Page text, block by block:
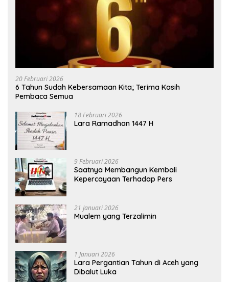
20 Februari 2026
6 Tahun Sudah Kebersamaan Kita; Terima Kasih
Pembaca Semua
18 Februari 2026
Lara Ramadhan 1447 H
9 Februari 2026
Saatnya Membangun Kembali
Kepercayaan Terhadap Pers
21 Januari 2026
Mualem yang Terzalimin
1 Januari 2026
Lara Pergantian Tahun di Aceh yang
Dibalut Luka